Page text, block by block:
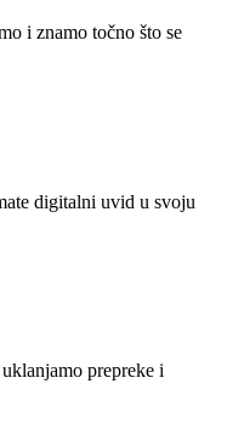
i znamo točno što se
digitalni uvid u svoju
prepreke i